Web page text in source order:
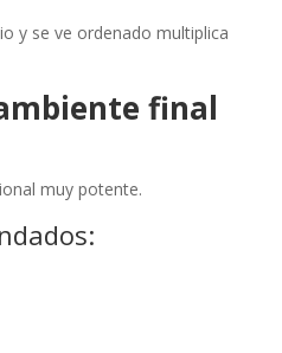
y se ve ordenado multiplica
final
muy potente.